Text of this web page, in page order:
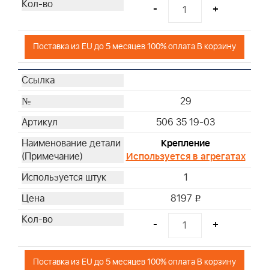
- +
Поставка из EU до 5 месяцев 100% оплата В корзину
29
506 35 19-03
Крепление
Используется в агрегатах
1
8197 i
- +
Поставка из EU до 5 месяцев 100% оплата В корзину